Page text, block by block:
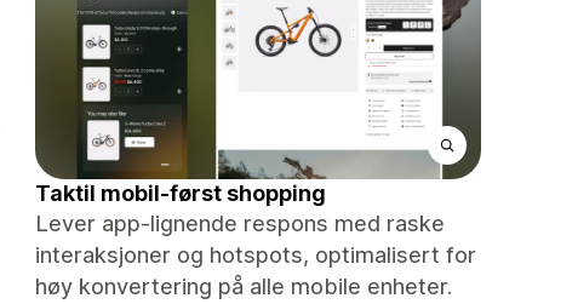
Taktil mobil-først shopping
Lever app-lignende respons med raske
interaksjoner og hotspots, optimalisert for
høy konvertering på alle mobile enheter.